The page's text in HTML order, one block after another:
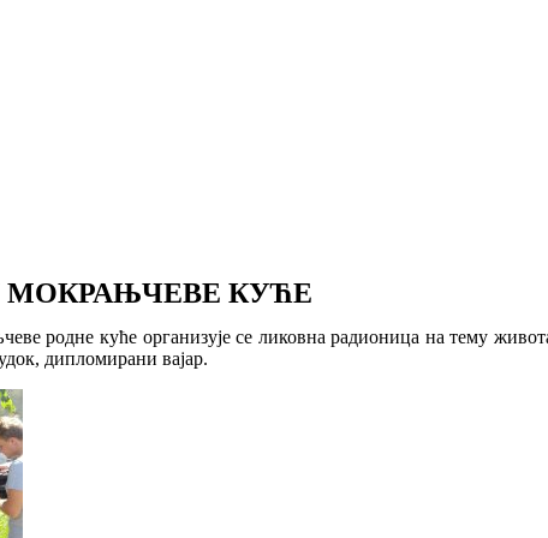
КУЋЕ
родне куће организује се ликовна радионица на тему
дипломирани вајар.